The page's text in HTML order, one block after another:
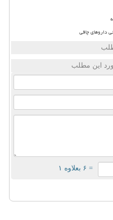
داروهای چاقی
این مطلب
= ۶ بعلاوه ۱